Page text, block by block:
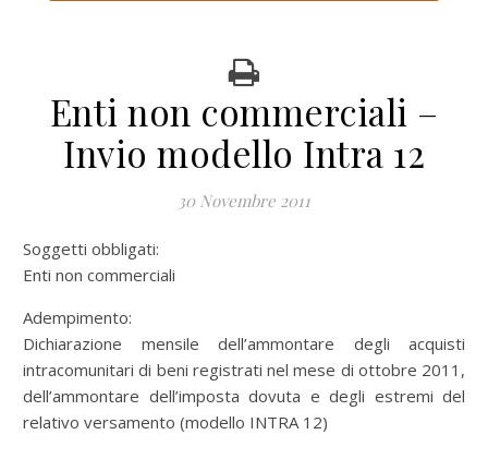
Enti non commerciali –
Invio modello Intra 12
30 Novembre 2011
Soggetti obbligati:
Enti non commerciali
Adempimento:
Dichiarazione mensile dell’ammontare degli acquisti
intracomunitari di beni registrati nel mese di ottobre 2011,
dell’ammontare dell’imposta dovuta e degli estremi del
relativo versamento (modello INTRA 12)